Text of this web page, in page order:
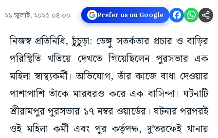
২১ জুলাই, ২০২৫ ০৪:০০ Prefer us on Google
নিজস্ব প্রতিনিধি, চুঁচুড়া: ডেঙ্গু সতর্কতার প্রচার ও বাড়ির
পরিস্থিতি খতিয়ে দেখতে গিয়েছিলেন পুরসভার এক
মহিলা স্বাস্থ্যকর্মী। অভিযোগ, তাঁর কাজে বাধা দেওয়ার
পাশাপাশি তাঁকে মারধরও করে এক বাসিন্দা। ঘটনাটি
শ্রীরামপুর পুরসভার ১৭ নম্বর ওয়ার্ডের। ঘটনার পরপরই
ওই মহিলা কর্মী এবং পুর কর্তৃপক্ষ, দু’তরফেই থানায়